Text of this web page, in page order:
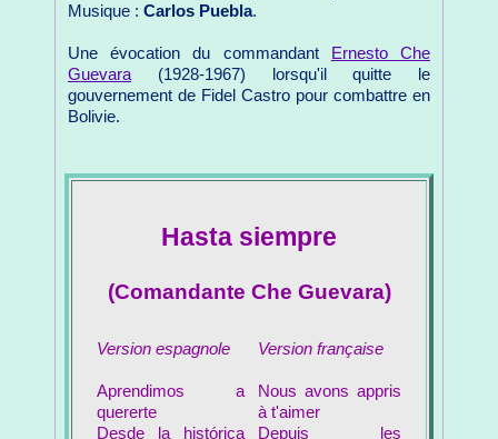
Musique : Carlos Puebla.
Une évocation du commandant Ernesto Che
Guevara (1928-1967) lorsqu'il quitte le
gouvernement de Fidel Castro pour combattre en
Bolivie.
Hasta siempre
(Comandante Che Guevara)
Version espagnole
Aprendimos a
quererte
Desde la histórica
Version française
Nous avons appris
à t'aimer
Depuis les